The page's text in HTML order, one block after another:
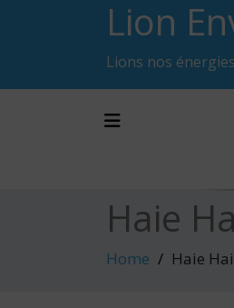
Lion
Lions nos
Toggle
Haie
Home Haie